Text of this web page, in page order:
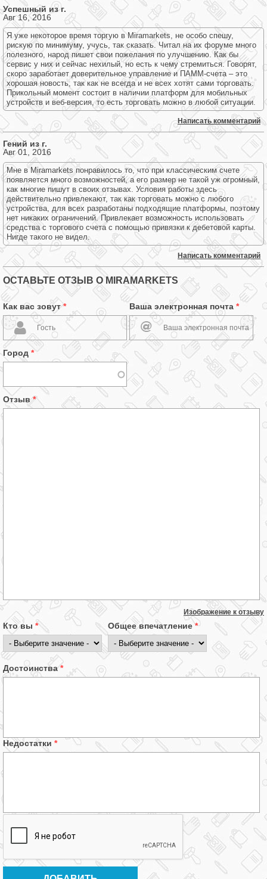
Успешный из г.
Авг 16, 2016
Я уже некоторое время торгую в Miramarkets, не особо спешу,
рискую по минимуму, учусь, так сказать. Читал на их форуме много
полезного, народ пишет свои пожелания по улучшению. Как бы
сервис у них и сейчас нехилый, но есть к чему стремиться. Говорят,
скоро заработает доверительное управление и ПАММ-счета – это
хорошая новость, так как не всегда и не всех хотят сами торговать.
Прикольный момент состоит в наличии платформ для мобильных
устройств и веб-версия, то есть торговать можно в любой ситуации.
Написать комментарий
Гений из г.
Авг 01, 2016
Мне в Miramarkets понравилось то, что при классическим счете
появляется много возможностей, а его размер не такой уж огромный,
как многие пишут в своих отзывах. Условия работы здесь
действительно привлекают, так как торговать можно с любого
устройства, для всех разработаны подходящие платформы, поэтому
нет никаких ограничений. Привлекает возможность использовать
средства с торгового счета с помощью привязки к дебетовой карты.
Нигде такого не видел.
Написать комментарий
ОСТАВЬТЕ ОТЗЫВ О MIRAMARKETS
Как вас зовут* Ваша электронная почта *
Город *
Отзыв*
Изображение к отзыву
Кто вы * Общее впечатление*
Достоинства*
Недостатки *